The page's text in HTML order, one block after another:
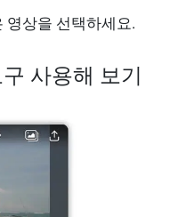
영상을 선택하세요.
사용해 보기